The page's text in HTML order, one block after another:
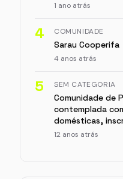
1 ano atrás
4 COMUNIDADE
Sarau Cooperifa
4 anos atrás
5 SEM CATEGORIA
Comunidade de
contemplada
domésticas,
12 anos atrás